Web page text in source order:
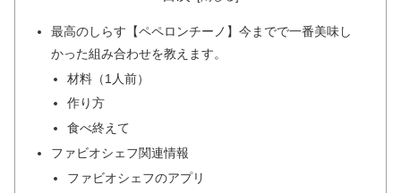
最高のしらす【ペペロンチーノ】今までで一番美味し
かった組み合わせを教えます。
材料（1人前）
作り方
食べ終えて
ファビオシェフ関連情報
ファビオシェフのアプリ